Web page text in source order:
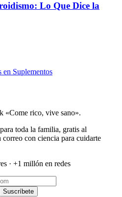
Lo Que Dice la
en Suplementos
«Come rico, vive sano».
toda la familia, gratis al
con ciencia para cuidarte
· +1 millón en redes
Suscríbete